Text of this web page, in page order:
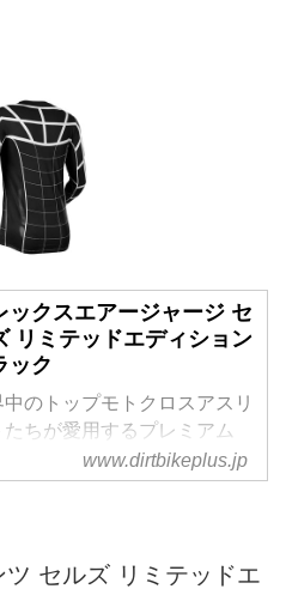
ックスエアージャージ セ
リミテッドエディション
ック
中のトップモトクロスアスリ
たちが愛用するプレミアム
ジャージ軽量で柔軟性のある
を使用し、ライダーのあらゆ
www.dirtbikeplus.jp
セルズ リミテッドエ